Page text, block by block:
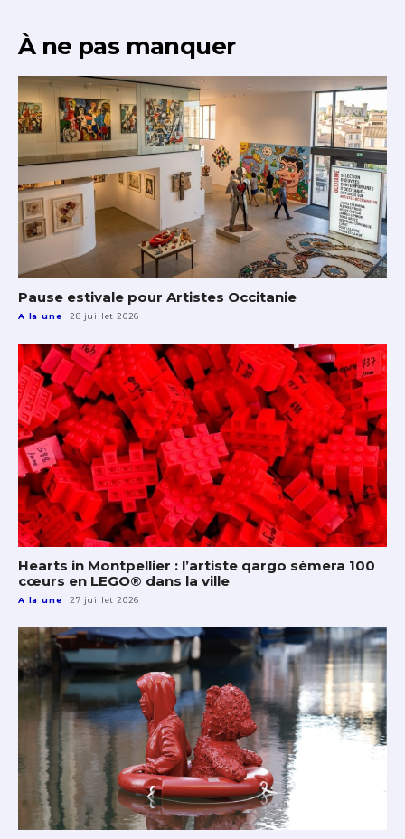
À ne pas manquer
Pause estivale pour Artistes Occitanie
A la une 28 juillet 2026
Hearts in Montpellier : l’artiste qargo sèmera 100
cœurs en LEGO® dans la ville
A la une 27 juillet 2026